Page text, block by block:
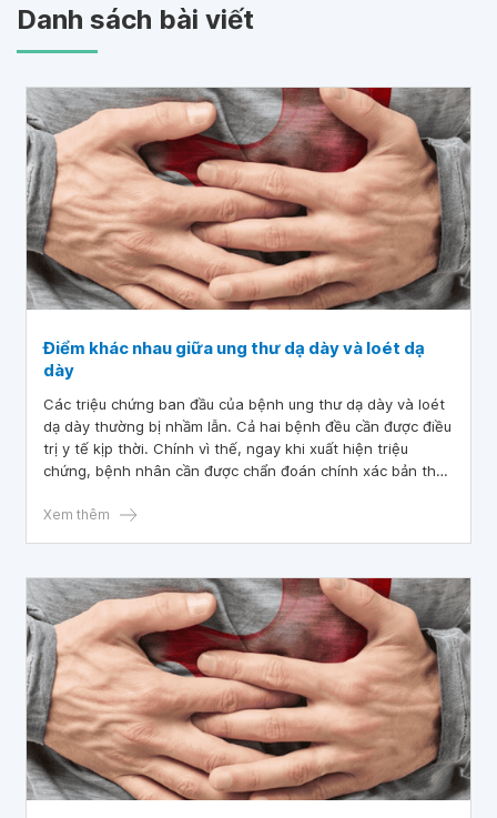
Danh sách bài viết
Điểm khác nhau giữa ung thư dạ dày và loét dạ
dày
Các triệu chứng ban đầu của bệnh ung thư dạ dày và loét
dạ dày thường bị nhầm lẫn. Cả hai bệnh đều cần được điều
trị y tế kịp thời. Chính vì thế, ngay khi xuất hiện triệu
chứng, bệnh nhân cần được chẩn đoán chính xác bản thân
Cùng tìm hiểu về hai bệnh trong bài viết sau!
Xem thêm